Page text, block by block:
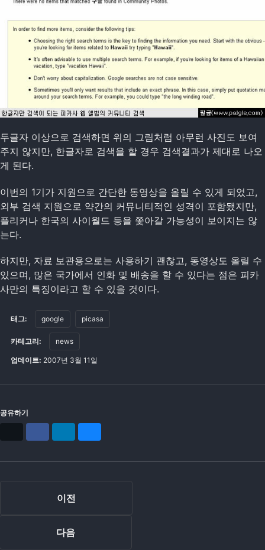
두글자 이상으로 검색하면 위의 그림처럼 아무런 사진도 보여
주지 않지만, 한글자로 검색을 할 경우 검색결과가 제대로 나오
게 된다.
이번의 1기가 지원으로 간단한 동영상을 올릴 수 있게 되었고,
외부 검색 지원으로 약간의 커뮤니티적인 성격이 포함됐지만,
플리커나 한국의 사이월드 등을 쫓아갈 가능성이 보이지는 않
는다.
하지만, 자료 보관용으로는 사용하기 괜찮고, 동영상도 올릴 수
있으며, 많은 국가에서 인화 및 배송을 할 수 있다는 점은 피카
사만의 특징이라고 할 수 있을 것이다.
태그: google picasa
카테고리: news
업데이트: 2007년 3월 11일
공유하기
이전
다음